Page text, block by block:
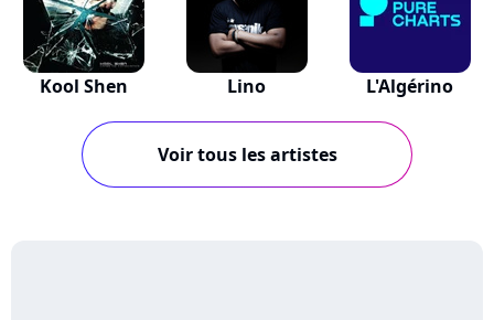
Kool Shen Lino L'Algérino
Voir tous les artistes